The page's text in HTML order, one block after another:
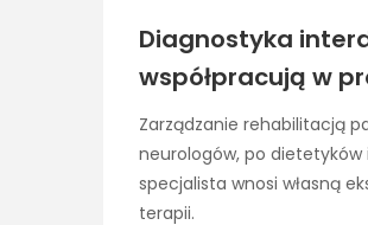
Diagnostyka
współpracują w
Zarządzanie rehabilitacją
neurologów, po
specjalista wnosi własną
terapii.